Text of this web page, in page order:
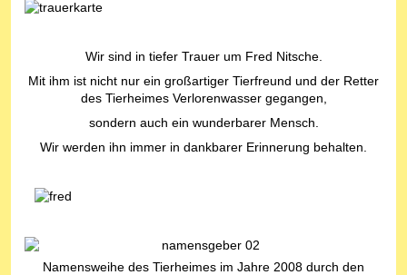
Wir sind in tiefer Trauer um Fred Nitsche.
Mit ihm ist nicht nur ein großartiger Tierfreund und der Retter
des Tierheimes Verlorenwasser gegangen,
sondern auch ein wunderbarer Mensch.
Wir werden ihn immer in dankbarer Erinnerung behalten.
Namensweihe des Tierheimes im Jahre 2008 durch den